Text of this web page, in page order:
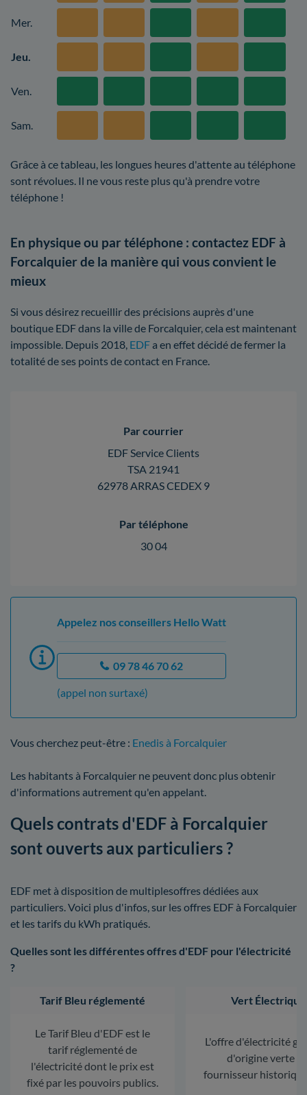
Mer.
Jeu.
Ven.
Sam.
Grâce à ce tableau, les longues heures d'attente au téléphone
sont révolues. Il ne vous reste plus qu'à prendre votre
téléphone !
En physique ou par téléphone : contactez EDF à
Forcalquier de la manière qui vous convient le
mieux
Si vous désirez recueillir des précisions auprès d'une
boutique EDF dans la ville de Forcalquier, cela est maintenant
impossible. Depuis 2018, EDFa en effet décidé de fermer la
totalité de ses points de contact en France.
Par courrier
EDF Service Clients
TSA 21941
62978 ARRAS CEDEX 9
Par téléphone
30 04
Appelez nos conseillers Hello Watt
09 78 46 70 62
(appel non surtaxé)
Vous cherchez peut-être : Enedis à Forcalquier
Les habitants à Forcalquier ne peuvent donc plus obtenir
d'informations autrement qu'en appelant.
Quels contrats d'EDF à Forcalquier
sont ouverts aux particuliers ?
EDF met à disposition de multiplesoffres dédiées aux
particuliers. Voici plus d'infos, sur les offres EDF à Forcalquier
et les tarifs du kWh pratiqués.
Quelles sont les différentes offres d'EDF pour l'électricité
?
Tarif Bleu réglementé
Le Tarif Bleu d'EDF est le
tarif réglementé de
l'électricité dont le prix est
fixé par les pouvoirs publics.
Vert Électrique
L'offre d'électricité
d'origine verte
fournisseur